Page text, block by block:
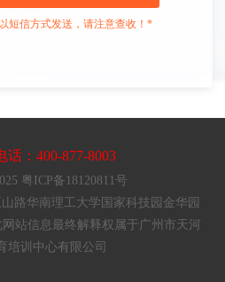
短信方式发送，请注意查收！*
话：400-877-8003
粤ICP备18120811号
路华南理工大学国家科技园金华园
网站信息最终解释权属于广州市天河
培训中心有限公司